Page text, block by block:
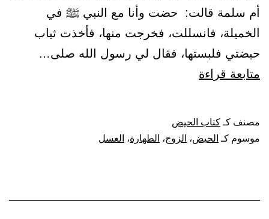
أم سلمة قالت: حضت وأنا مع النبي ﷺ في
الخميلة، فانسللت، فخرجت منها، فأخذت ثياب
حيضتي فلبستها، فقال لي رسول الله صلى…
متابعة قراءة
مع
الحائض
مصنف كـكتاب الحيض
موسوم كـ الحيض، الزوج، الطهارة، الغسل